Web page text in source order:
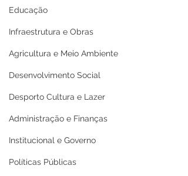
Educação
Infraestrutura e Obras
Agricultura e Meio Ambiente
Desenvolvimento Social
Desporto Cultura e Lazer
Administração e Finanças
Institucional e Governo
Políticas Públicas